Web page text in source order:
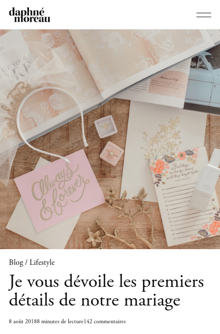
Blog / Lifestyle
Je vous dévoile les premiers
détails de notre mariage
8 août 20188 minutes de lecture142 commentaires